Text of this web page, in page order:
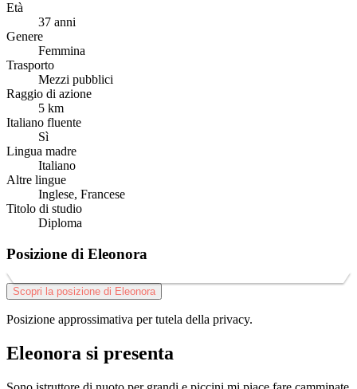
Età
37 anni
Genere
Femmina
Trasporto
Mezzi pubblici
Raggio di azione
5 km
Italiano fluente
Sì
Lingua madre
Italiano
Altre lingue
Inglese, Francese
Titolo di studio
Diploma
Posizione di Eleonora
Scopri la posizione di Eleonora
Posizione approssimativa per tutela della privacy.
Eleonora si presenta